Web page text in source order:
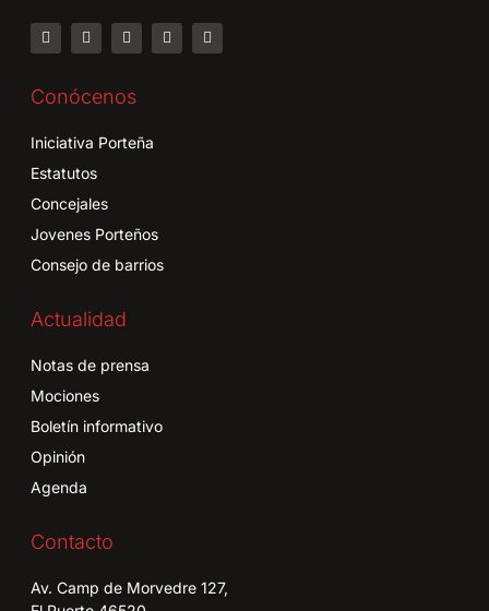
Conócenos
Iniciativa Porteña
Estatutos
Concejales
Jovenes Porteños
Consejo de barrios
Actualidad
Notas de prensa
Mociones
Boletín informativo
Opinión
Agenda
Contacto
Av. Camp de Morvedre 127,